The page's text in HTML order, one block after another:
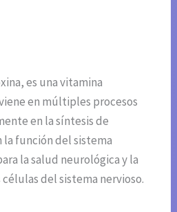
es una vitamina
en múltiples procesos
en la síntesis de
la función del sistema
la salud neurológica y la
del sistema nervioso.